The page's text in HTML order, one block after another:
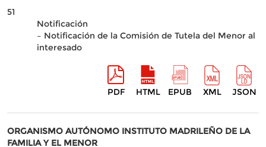
51
Notificación
– Notificación de la Comisión de Tutela del Menor al
interesado
PDF HTML EPUB XML JSON
ORGANISMO AUTÓNOMO INSTITUTO MADRILEÑO DE LA
FAMILIA Y EL MENOR